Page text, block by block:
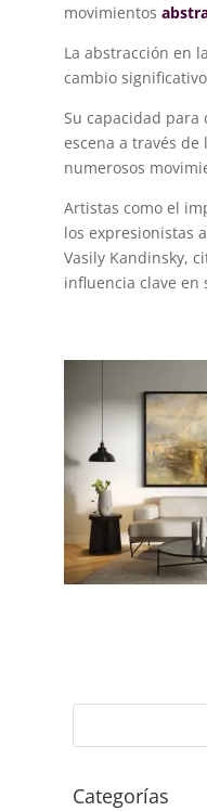
movimientos
La abstracción en
cambio
Su capacidad para
escena a través
numerosos
Artistas como el
los expresionistas
Vasily Kandinsky,
influencia clave en
Categorías